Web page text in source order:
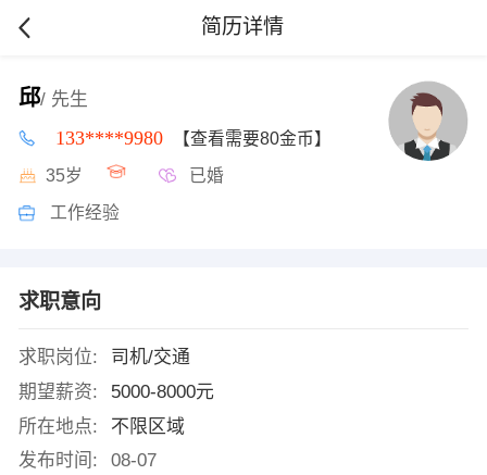
简历详情
邱/ 先生
133****9980 【查看需要80金币】
35岁 已婚
工作经验
求职意向
求职岗位:
司机/交通
期望薪资:
5000-8000元
所在地点:
不限区域
发布时间:
08-07